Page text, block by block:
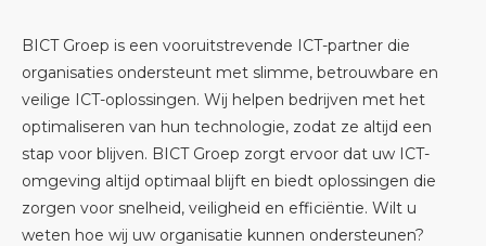
BICT Groep is een vooruitstrevende ICT-partner die
organisaties ondersteunt met slimme, betrouwbare en
veilige ICT-oplossingen. Wij helpen bedrijven met het
optimaliseren van hun technologie, zodat ze altijd een
stap voor blijven. BICT Groep zorgt ervoor dat uw ICT-
omgeving altijd optimaal blijft en biedt oplossingen die
zorgen voor snelheid, veiligheid en efficiëntie. Wilt u
weten hoe wij uw organisatie kunnen ondersteunen?